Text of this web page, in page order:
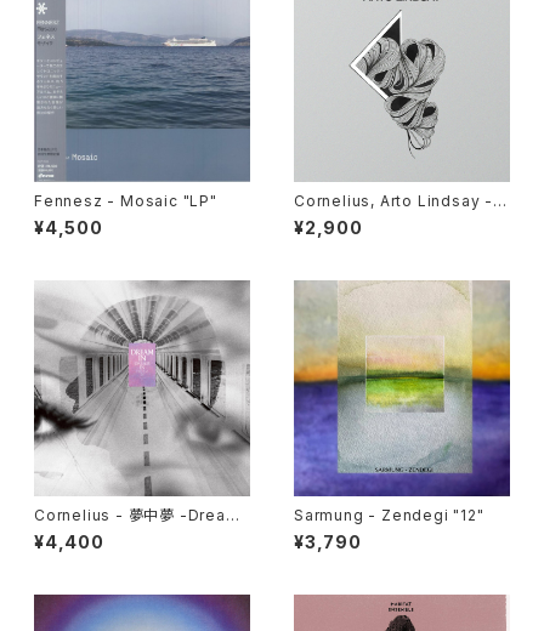
Fennesz - Mosaic "LP"
¥4,500
Cornelius, Arto Lindsay - B
ad Advice / Mind Train "12"
¥2,900
Cornelius - 夢中夢 -Dream I
n Dream- "LP"
¥4,400
Sarmung - Zendegi "12"
¥3,790